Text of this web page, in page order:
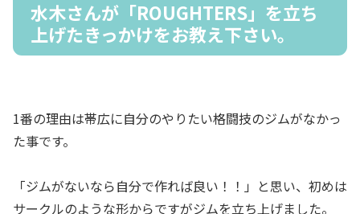
水木さんが「ROUGHTERS」を立ち
上げたきっかけをお教え下さい。
1番の理由は帯広に自分のやりたい格闘技のジムがなかっ
た事です。
「ジムがないなら自分で作れば良い！！」と思い、初めは
サークルのような形からですがジムを立ち上げました。